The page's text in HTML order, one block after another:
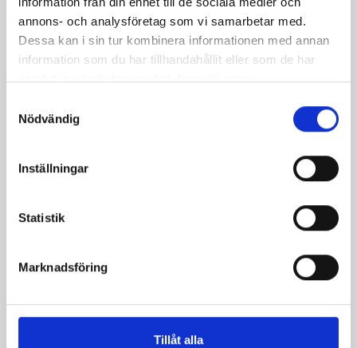
annons- och analysföretag som vi samarbetar med.
Dessa kan i sin tur kombinera informationen med annan
information som du har tillhandahållit eller som de har
samlat in när du har använt deras tjänster.
Nödvändig
Inställningar
Statistik
Marknadsföring
Tillåt alla